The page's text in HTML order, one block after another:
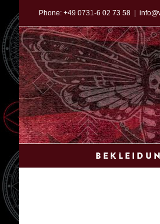
Inhalt
springen
Phone: +49 0731-6 02 73 58